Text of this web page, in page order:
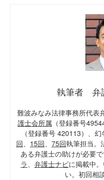
執筆者
難波みなみ法律事務所代表
護士会所属 （登録番号
（登録番号 420113）、
回、 15回、 75回執筆担当。
ある弁護士の助けが必要で
ラ、 弁護士ナビに掲載中
い。初回相